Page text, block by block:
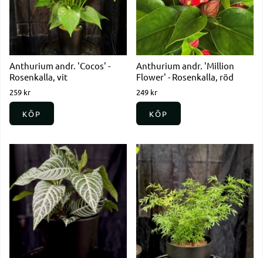
Anthurium andr. 'Cocos' -
Rosenkalla, vit
259 kr
KÖP
Anthurium andr. 'Million
Flower' - Rosenkalla, röd
249 kr
KÖP